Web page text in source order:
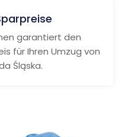
garantiert den
für Ihren Umzug von
Śląska.